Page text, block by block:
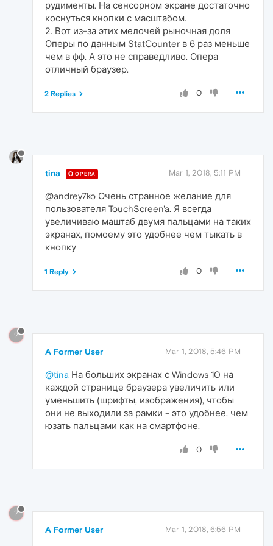
рудименты. На сенсорном экране достаточно
коснуться кнопки с масштабом.
2. Вот из-за этих мелочей рыночная доля
Оперы по данным StatCounter в 6 раз меньше
чем в фф. А это не справедливо. Опера
отличный браузер.
0
2 Replies
tina OPERA Mar 1, 2018, 5:11 PM
@andrey7ko Очень странное желание для
пользователя TouchScreen'a. Я всегда
увеличиваю маштаб двумя пальцами на таких
экранах, помоему это удобнее чем тыкать в
кнопку
0
1 Reply
?
A Former User Mar 1, 2018, 5:46 PM
@tina На больших экранах с Windows 10 на
каждой странице браузера увеличить или
уменьшить (шрифты, изображения), чтобы
они не выходили за рамки - это удобнее, чем
юзать пальцами как на смартфоне.
0
?
A Former User Mar 1, 2018, 6:56 PM